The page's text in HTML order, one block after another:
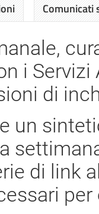
Comunicati
i
di
un
di link